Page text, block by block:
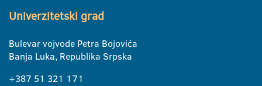
Univerzitetski grad
Bulevar vojvode Petra Bojovića
Banja Luka, Republika Srpska
+387 51 321 171